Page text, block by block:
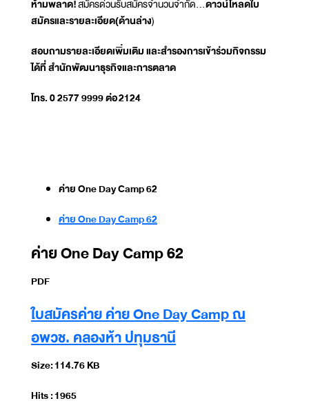
ห้ามพลาด!สมัครด่วนรับสมัครจำนวนจำกัด...ดาวน์โหลดใบ
สมัครและรายละเอียด(ด้านล่าง)
สอบถามรายละเอียดเพิ่มเติม และสำรองการเข้าร่วมกิจกรรม
ได้ที่ สำนักพัฒนาธุรกิจและการตลาด
โทร. 0 2577 9999 ต่อ2124
ค่าย One Day Camp 62
ค่าย One Day Camp 62
ค่าย One Day Camp 62
PDF
ใบสมัครค่าย ค่าย One Day Camp ณ
อพวช. คลองห้า ปทุมธานี
Size: 114.76 KB
Hits : 1965